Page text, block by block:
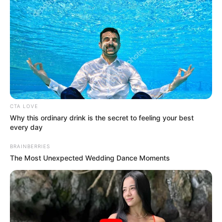
COMPARTIR
ALERTA BOGOTÁ EN GOOGLE NEWS
TEMAS RELACIONADOS
FÚTBOL PROFESIONAL COLOMBIANO LIGA BETPLAY
MANTÉNGASE EN ALERTA
Tenemos todas las noticias que le
interesan. Para estar bien informado, por
favor, active las notificaciones de Alerta.
ACTIVAR AHORA
CTA LOVE
Why this ordinary drink is the secret to feeling your best
every day
BRAINBERRIES
The Most Unexpected Wedding Dance Moments